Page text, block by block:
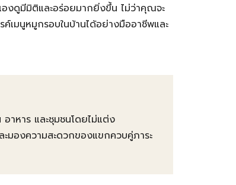
องดูมีมิติและอร่อยมากยิ่งขึ้น ไม่ว่าคุณจะ
เมนูหมูกรอบในบ้านได้อย่างมืออาชีพและ
าหาร และชุมชนโดยไม่แต่ง
มองความสะดวกของแขกควบคู่ภาระ